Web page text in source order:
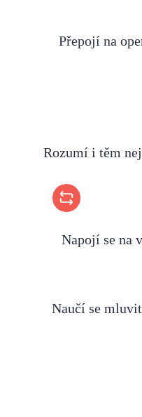
Přepojí na
Rozumí i těm
Napojí se na
Naučí se